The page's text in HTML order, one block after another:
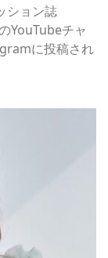
ション誌
YouTubeチャ
に投稿され